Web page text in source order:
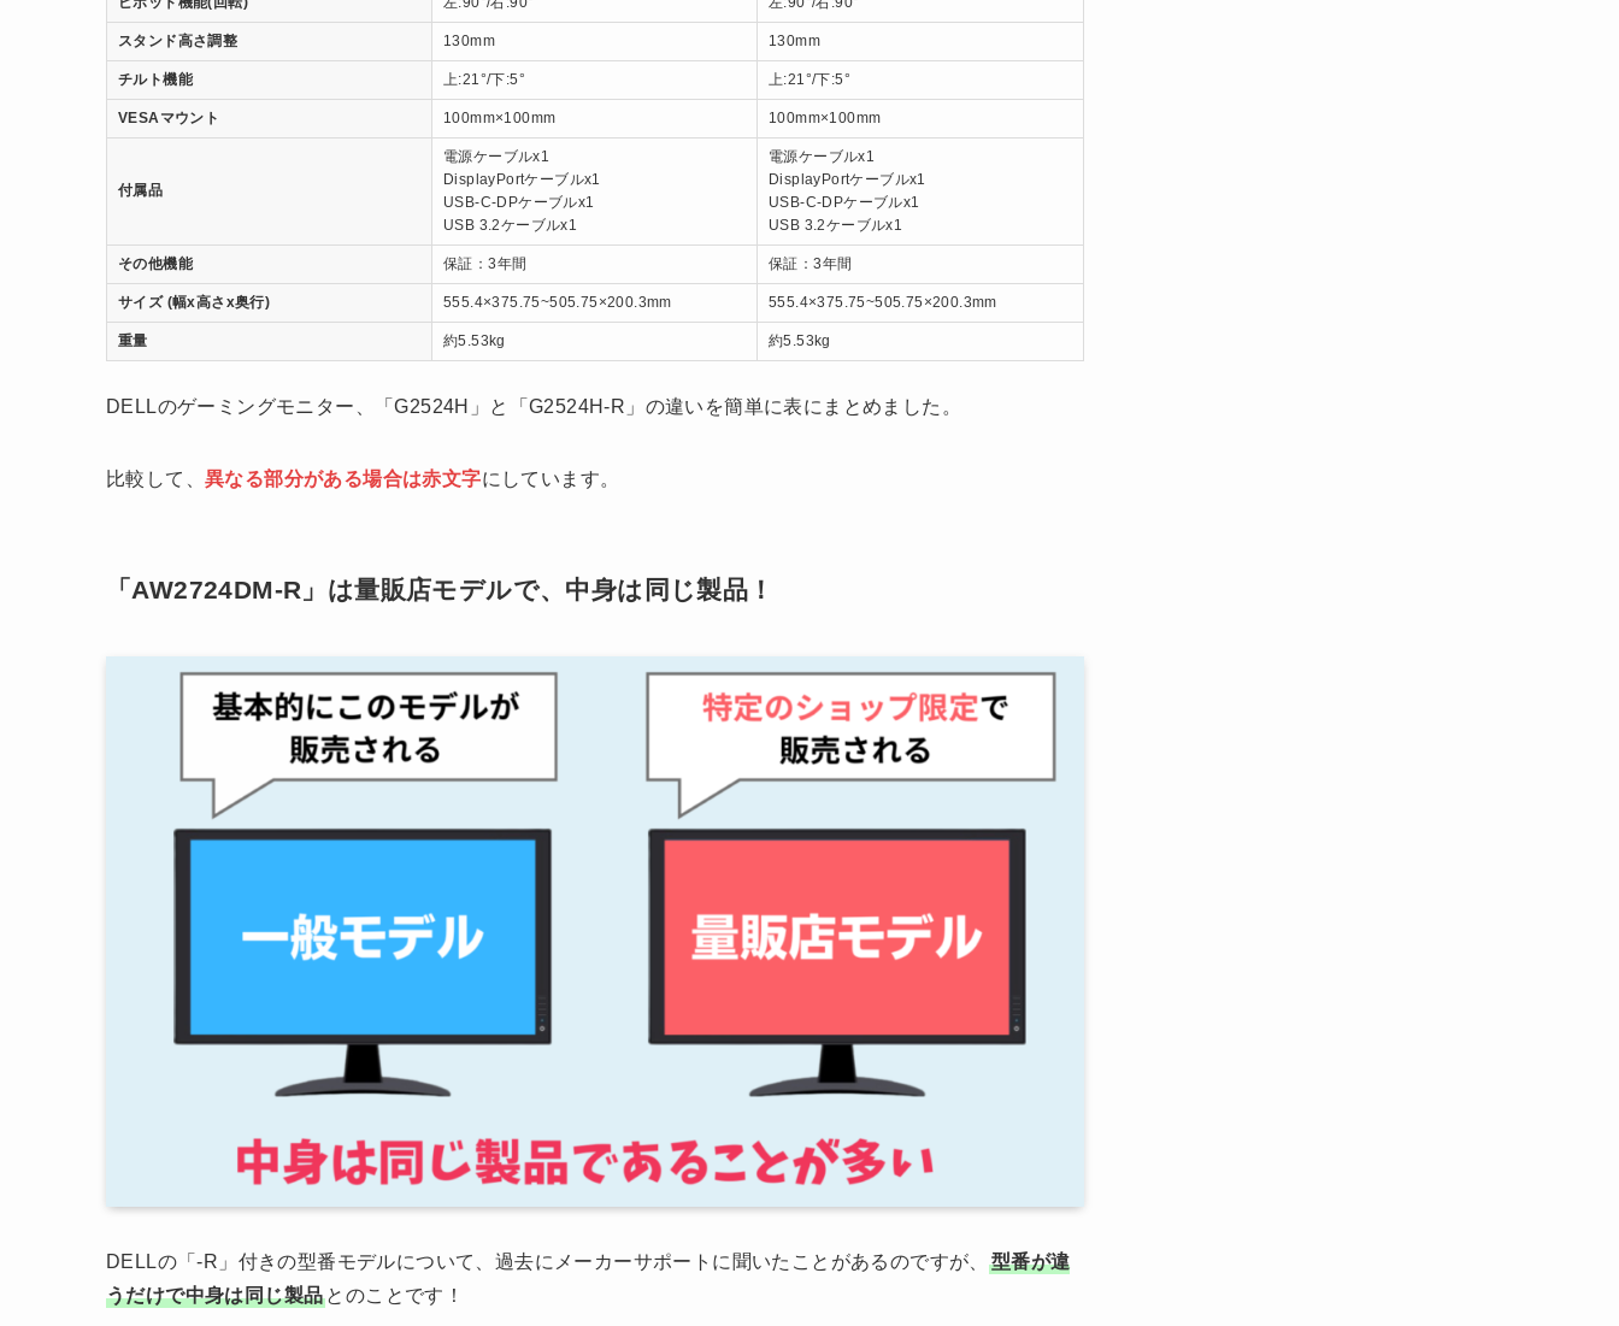
スタンド高さ調整 130mm 130mm
チルト機能 上:21°/下:5° 上:21°/下:5°
VESAマウント 100mm×100mm 100mm×100mm
付属品
電源ケーブルx1
DisplayPortケーブルx1
USB-C-DPケーブルx1
USB 3.2ケーブルx1
電源ケーブルx1
DisplayPortケーブルx1
USB-C-DPケーブルx1
USB 3.2ケーブルx1
その他機能 保証：3年間 保証：3年間
サイズ (幅x高さx奥行) 555.4×375.75~505.75×200.3mm 555.4×375.75~505.75×200.3mm
重量 約5.53kg 約5.53kg
DELLのゲーミングモニター、「G2524H」と「G2524H-R」の違いを簡単に表にまとめました。
比較して、 異なる部分がある場合は赤文字にしています。
「AW2724DM-R」は量販店モデルで、中身は同じ製品！
DELLの「-R」付きの型番モデルについて、過去にメーカーサポートに聞いたことがあるのですが、
型番が違
うだけで中身は同じ製品 とのことです！